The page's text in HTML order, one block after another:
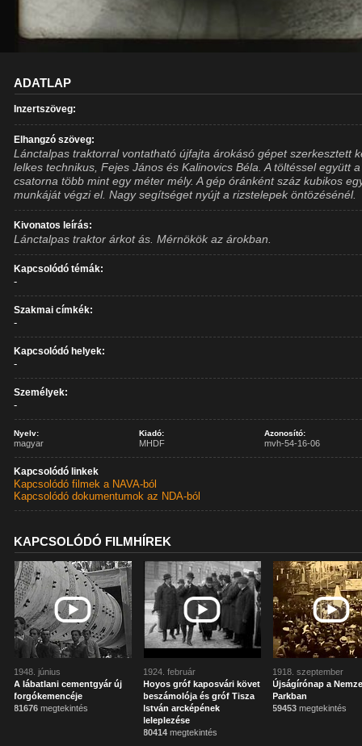
ADATLAP
Inzertszöveg:
Elhangzó szöveg:
Lánctalpas traktorral vontatható újfajta árokásó gépet szerkesztett
lelkes technikus, Fejes János és Kalinovics Béla. A töltéssel együtt a
csatorna több mint egy méter mély. A gép óránként száz kubikos
munkáját végzi el. Nagy segítséget nyújt a rizstelepek öntözésénél.
Kivonatos leírás:
Lánctalpas traktor árkot ás. Mérnökök az árokban.
Kapcsolódó témák:
-
Szakmai címkék:
-
Kapcsolódó helyek:
-
Személyek:
-
Nyelv:
magyar
Kiadó:
MHDF
Azonosító:
mvh-54-16-06
Kapcsolódó linkek
Kapcsolódó filmek a NAVA-ból
Kapcsolódó dokumentumok az NDA-ból
KAPCSOLÓDÓ FILMHÍREK
1948. június
A lábatlani cementgyár új
forgókemencéje
81676 megtekintés
1924. február
Hoyos gróf kaposvári követ
beszámolója és gróf Tisza
István arcképének
leleplezése
80414 megtekintés
1918. szeptember
Újságírónap a
Parkban
59453 megtekintés